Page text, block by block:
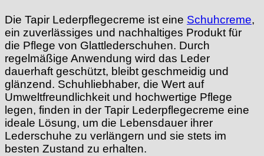
Die Tapir Lederpflegecreme ist eine Schuhcreme,
ein zuverlässiges und nachhaltiges Produkt für
die Pflege von Glattlederschuhen. Durch
regelmäßige Anwendung wird das Leder
dauerhaft geschützt, bleibt geschmeidig und
glänzend. Schuhliebhaber, die Wert auf
Umweltfreundlichkeit und hochwertige Pflege
legen, finden in der Tapir Lederpflegecreme eine
ideale Lösung, um die Lebensdauer ihrer
Lederschuhe zu verlängern und sie stets im
besten Zustand zu erhalten.